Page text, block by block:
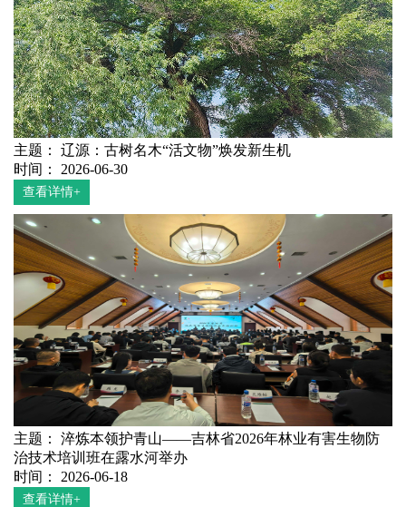
主题： 辽源：古树名木“活文物”焕发新生机
时间： 2026-06-30
查看详情+
主题： 淬炼本领护青山——吉林省2026年林业有害生物防
治技术培训班在露水河举办
时间： 2026-06-18
查看详情+